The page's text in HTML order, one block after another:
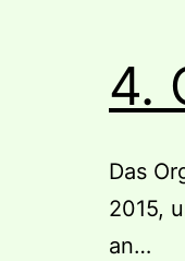
4.
Das
2015,
an…